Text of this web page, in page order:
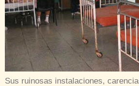
Sus ruinosas instalaciones,